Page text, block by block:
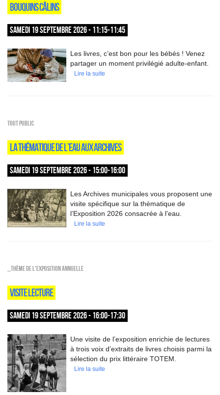
BOUQUINS CÂLINS
SAMEDI 19 SEPTEMBRE 2026 - 11:15-11:45
Les livres, c’est bon pour les bébés ! Venez
partager un moment privilégié adulte-enfant.
Lire la suite
Tout public
LA THÉMATIQUE DE L’EAU AUX ARCHIVES
SAMEDI 19 SEPTEMBRE 2026 - 15:00-16:00
Les Archives municipales vous proposent une
visite spécifique sur la thématique de
l’Exposition 2026 consacrée à l’eau.
Lire la suite
_Thème de l'exposition annuelle
VISITE LECTURE
SAMEDI 19 SEPTEMBRE 2026 - 16:00-17:30
Une visite de l’exposition enrichie de lectures
à trois voix d’extraits de livres choisis parmi la
sélection du prix littéraire TOTEM.
Lire la suite